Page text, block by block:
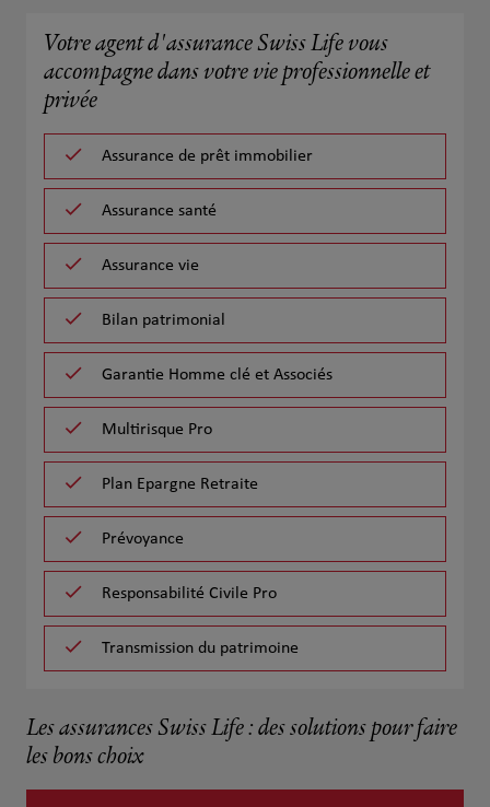
Votre agent d'assurance Swiss Life vous
accompagne dans votre vie professionnelle et
privée
Assurance de prêt immobilier
Assurance santé
Assurance vie
Bilan patrimonial
Garantie Homme clé et Associés
Multirisque Pro
Plan Epargne Retraite
Prévoyance
Responsabilité Civile Pro
Transmission du patrimoine
Les assurances Swiss Life : des solutions pour faire
les bons choix